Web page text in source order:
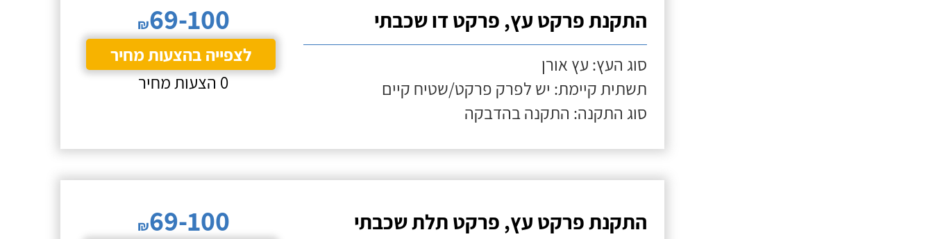
התקנת פרקט עץ, פרקט דו שכבתי
סוג העץ: עץ אורן
תשתית קיימת: יש לפרק פרקט/שטיח קיים
סוג התקנה: התקנה בהדבקה
₪69-100
לצפייה בהצעות מחיר
0 הצעות מחיר
התקנת פרקט עץ, פרקט תלת שכבתי ₪69-100